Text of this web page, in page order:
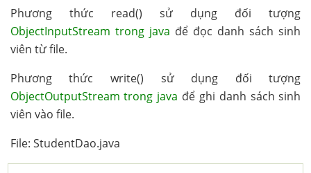
Phương thức read() sử dụng đối tượng
ObjectInputStream trong java để đọc danh sách sinh
viên từ file.
Phương thức write() sử dụng đối tượng
ObjectOutputStream trong java để ghi danh sách sinh
viên vào file.
File: StudentDao.java